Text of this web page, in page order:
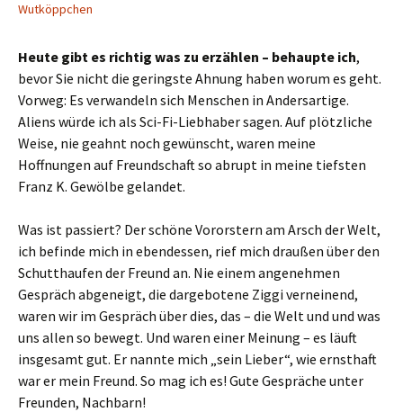
Wutköppchen
Heute gibt es richtig was zu erzählen – behaupte ich,
bevor Sie nicht die geringste Ahnung haben worum es geht.
Vorweg: Es verwandeln sich Menschen in Andersartige.
Aliens würde ich als Sci-Fi-Liebhaber sagen. Auf plötzliche
Weise, nie geahnt noch gewünscht, waren meine
Hoffnungen auf Freundschaft so abrupt in meine tiefsten
Franz K. Gewölbe gelandet.
Was ist passiert? Der schöne Vororstern am Arsch der Welt,
ich befinde mich in ebendessen, rief mich draußen über den
Schutthaufen der Freund an. Nie einem angenehmen
Gespräch abgeneigt, die dargebotene Ziggi verneinend,
waren wir im Gespräch über dies, das – die Welt und und was
uns allen so bewegt. Und waren einer Meinung – es läuft
insgesamt gut. Er nannte mich „sein Lieber“, wie ernsthaft
war er mein Freund. So mag ich es! Gute Gespräche unter
Freunden, Nachbarn!